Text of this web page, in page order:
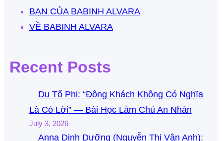
BẠN CỦA BABINH ALVARA
VỀ BABINH ALVARA
Recent Posts
Du Tố Phi: “Đông Khách Không Có Nghĩa
Là Có Lời” — Bài Học Làm Chủ An Nhàn
July 3, 2026
Anna Dinh Dưỡng (Nguyễn Thị Vân Anh):